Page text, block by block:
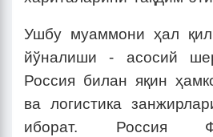
Ушбу муаммони ҳал
йўналиши - асосий
Россия билан яқин
ва логистика
иборат. Россия